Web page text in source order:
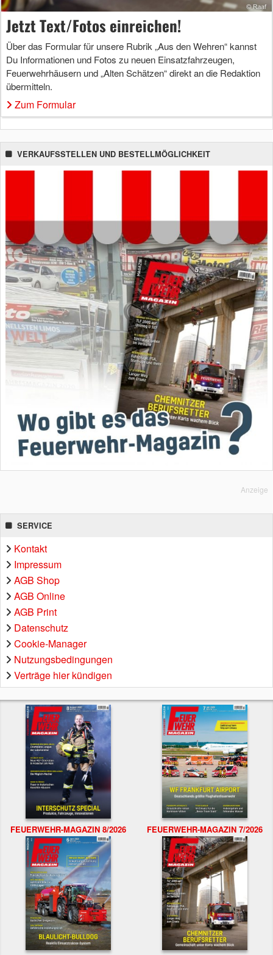
Jetzt Text/Fotos einreichen!
Über das Formular für unsere Rubrik „Aus den Wehren“ kannst
Du Informationen und Fotos zu neuen Einsatzfahrzeugen,
Feuerwehrhäusern und „Alten Schätzen“ direkt an die Redaktion
übermitteln.
Zum Formular
VERKAUFSSTELLEN UND BESTELLMÖGLICHKEIT
Anzeige
SERVICE
Kontakt
Impressum
AGB Shop
AGB Online
AGB Print
Datenschutz
Cookie-Manager
Nutzungsbedingungen
Verträge hier kündigen
FEUERWEHR-MAGAZIN 8/2026 FEUERWEHR-MAGAZIN 7/2026